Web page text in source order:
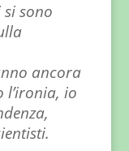
sono
ancora
l’ironia, io